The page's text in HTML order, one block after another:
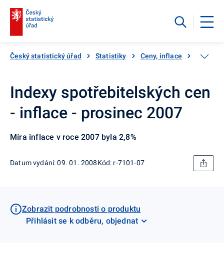
Český statistický úřad Statistiky Ceny, inflace
Indexy spotřebitelských cen
- inflace - prosinec 2007
Míra inflace v roce 2007 byla 2,8%
Datum vydání: 09. 01. 2008Kód: r-7101-07
Zobrazit podrobnosti o produktu
Přihlásit se k odběru, objednat